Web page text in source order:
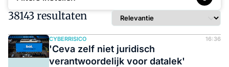
38143 resultaten
CYBERRISICO 16:36
'Ceva zelf niet juridisch
verantwoordelijk voor datalek'